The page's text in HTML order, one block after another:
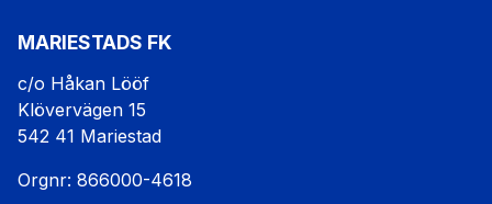
MARIESTADS FK
c/o Håkan Lööf
Klövervägen 15
542 41 Mariestad
Orgnr: 866000-4618